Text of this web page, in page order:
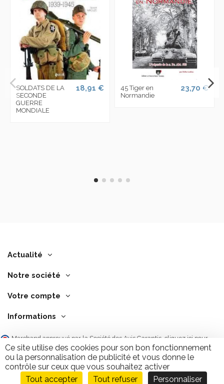
Ajouter au panier
SOLDATS DE LA
SECONDE
GUERRE
MONDIALE
18,91 €
45 Tiger en
Normandie
23,70 €
Actualité
Notre société
Votre compte
Informations
Marchand approuvé par la Société des Avis Garantis, cliquez ici pour
vérifier .
Ce site utilise des cookies pour son bon fonctionnement
ou la personnalisation de publicité et vous donne le
contrôle sur ceux que vous souhaitez activer
Tout accepter
Tout refuser Personnaliser